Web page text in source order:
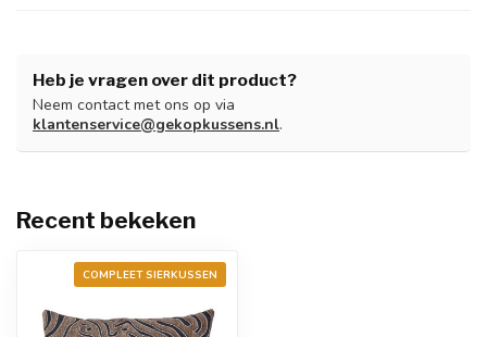
Heb je vragen over dit product?
Neem contact met ons op via
klantenservice@gekopkussens.nl.
Recent bekeken
COMPLEET SIERKUSSEN